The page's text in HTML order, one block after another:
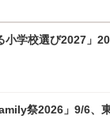
小学校選び2027」
祭2026」9/6、